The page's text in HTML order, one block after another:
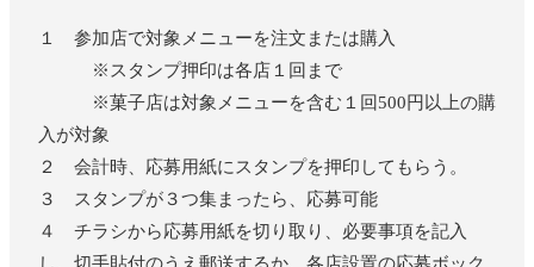
１ 参加店で対象メニューを注文または購入
※スタンプ押印は各店１回まで
※菓子店は対象メニューを含む１回500円以上の購
入が対象
２ 会計時、応募用紙にスタンプを押印してもらう。
３ スタンプが３つ集まったら、応募可能
４ チラシから応募用紙を切り取り、必要事項を記入